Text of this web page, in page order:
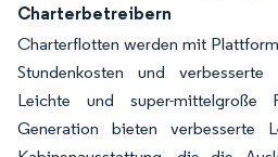
Charterbetreibern
Charterflotten werden mit
Stundenkosten und
Leichte und super-mittelgroße
Generation bieten verbesserte